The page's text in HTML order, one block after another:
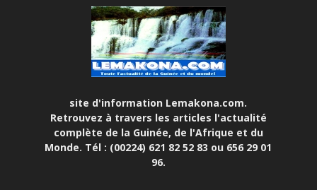
site d'information Lemakona.com.
Retrouvez à travers les articles l'actualité
complète de la Guinée, de l'Afrique et du
Monde. Tél : (00224) 621 82 52 83 ou 656 29 01
96.